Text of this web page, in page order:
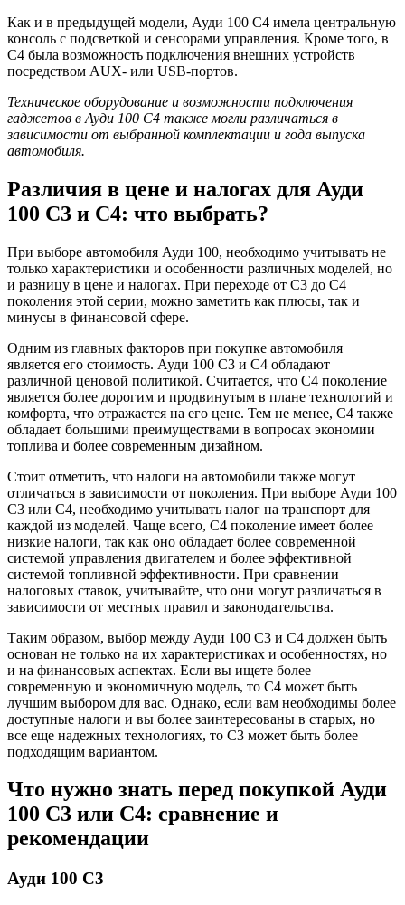
Как и в предыдущей модели, Ауди 100 С4 имела центральную
консоль с подсветкой и сенсорами управления. Кроме того, в
С4 была возможность подключения внешних устройств
посредством AUX- или USB-портов.
Техническое оборудование и возможности подключения
гаджетов в Ауди 100 С4 также могли различаться в
зависимости от выбранной комплектации и года выпуска
автомобиля.
Различия в цене и налогах для Ауди
100 С3 и С4: что выбрать?
При выборе автомобиля Ауди 100, необходимо учитывать не
только характеристики и особенности различных моделей, но
и разницу в цене и налогах. При переходе от С3 до С4
поколения этой серии, можно заметить как плюсы, так и
минусы в финансовой сфере.
Одним из главных факторов при покупке автомобиля
является его стоимость. Ауди 100 С3 и С4 обладают
различной ценовой политикой. Считается, что С4 поколение
является более дорогим и продвинутым в плане технологий и
комфорта, что отражается на его цене. Тем не менее, С4 также
обладает большими преимуществами в вопросах экономии
топлива и более современным дизайном.
Стоит отметить, что налоги на автомобили также могут
отличаться в зависимости от поколения. При выборе Ауди 100
С3 или С4, необходимо учитывать налог на транспорт для
каждой из моделей. Чаще всего, С4 поколение имеет более
низкие налоги, так как оно обладает более современной
системой управления двигателем и более эффективной
системой топливной эффективности. При сравнении
налоговых ставок, учитывайте, что они могут различаться в
зависимости от местных правил и законодательства.
Таким образом, выбор между Ауди 100 С3 и С4 должен быть
основан не только на их характеристиках и особенностях, но
и на финансовых аспектах. Если вы ищете более
современную и экономичную модель, то С4 может быть
лучшим выбором для вас. Однако, если вам необходимы более
доступные налоги и вы более заинтересованы в старых, но
все еще надежных технологиях, то С3 может быть более
подходящим вариантом.
Что нужно знать перед покупкой Ауди
100 С3 или С4: сравнение и
рекомендации
Ауди 100 С3